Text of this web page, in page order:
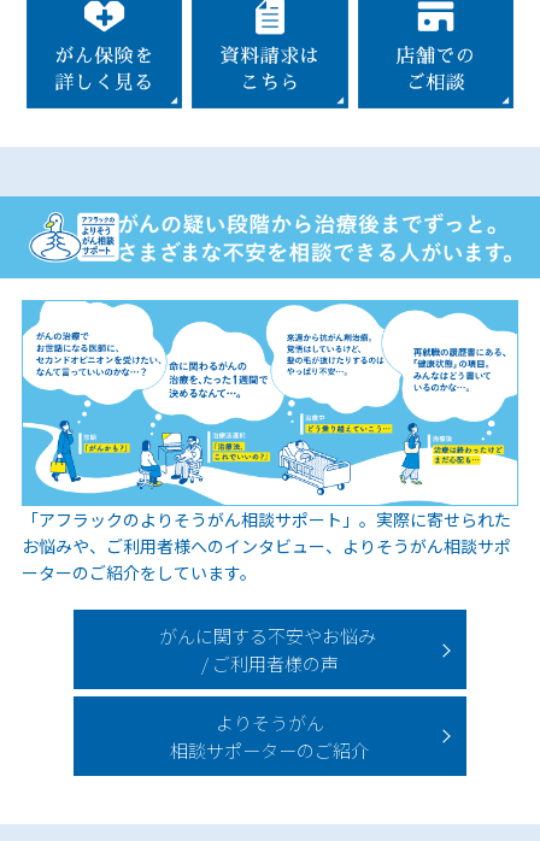
「アフラックのよりそうがん相談サポート」。実際に寄せられた
お悩みや、ご利用者様へのインタビュー、よりそうがん相談サポ
ーターのご紹介をしています。
がんに関する不安やお悩み
/ ご利用者様の声
よりそうがん
相談サポーターのご紹介